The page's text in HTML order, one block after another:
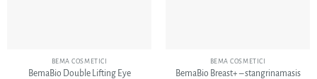
BEMA COSMETICI
BemaBio Double Lifting Eye
BEMA COSMETICI
BemaBio Breast+ – stangrinamasis